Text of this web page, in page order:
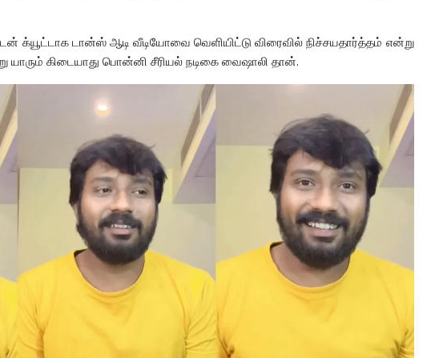
க்யூட்டாக டான்ஸ் ஆடி வீடியோவை வெளியிட்டு விரைவில் நிச்சயதார்த்தம் என்று
யாரும் கிடையாது பொன்னி சீரியல் நடிகை வைஷாலி தான்.